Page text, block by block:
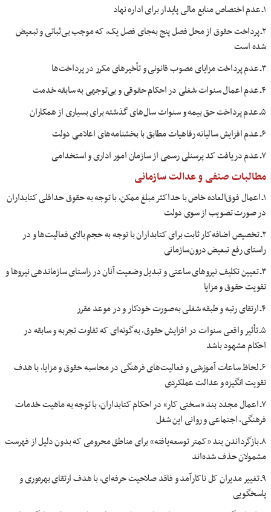
۱ـ عدم اختصاص منابع مالی پایدار برای اداره نهاد
۲ـ پرداخت حقوق از محل فصل پنج به‌جای فصل یک، که موجب بی‌ثباتی و تبعیض
شده است
۳ـ عدم پرداخت مزایای مصوب قانونی و تأخیرهای مکرر در پرداخت‌ها
۴ـ عدم اعمال سنوات شغلی در احکام حقوقی و بی‌توجهی به سابقه خدمت
۵ـ عدم پرداخت حق بیمه و سنوات سال‌های گذشته برای بسیاری از همکاران
۶ـ عدم افزایش سالیانه رفاهیات مطابق با بخشنامه‌های اعلامی دولت
۷ـ عدم دریافت کد پرسنلی رسمی از سازمان امور اداری و استخدامی
مطالبات صنفی و عدالت سازمانی
۱ـ اعمال فوق‌العاده خاص با حداکثر مبلغ ممکن، با توجه به حقوق حداقلی کتابداران
در صورت تصویب از سوی دولت
۲ـ تخصیص اضافه‌کار ثابت برای کتابداران با توجه به حجم بالای فعالیت‌ها و در
راستای رفع تبعیض درون‌سازمانی
۳ـ تعیین تکلیف نیروهای ساعتی و تبدیل وضعیت آنان در راستای سازماندهی نیروها و
تقویت حقوق و مزایا
۴ـ ارتقای رتبه و طبقه شغلی به‌صورت خودکار و در موعد مقرر
۵ـ تأثیر واقعی سنوات در افزایش حقوق، به‌گونه‌ای که تفاوت تجربه و سابقه در
احکام مشهود باشد
۶ـ لحاظ ساعات آموزشی و فعالیت‌های فرهنگی در محاسبه حقوق و مزایا، با هدف
تقویت انگیزه و عدالت عملکردی
۷ـ اعمال مجدد بند «سختی کار» در احکام کتابداران، با توجه به ماهیت خدمات
فرهنگی، اجتماعی و روانی این شغل
۸ـ بازگرداندن بند «کمتر توسعه‌یافته» برای مناطق محرومی که بدون دلیل از فهرست
مشمولان حذف شده‌اند
۹ـ تغییر مدیران کل ناکارآمد و فاقد صلاحیت حرفه‌ای، با هدف ارتقای بهره‌وری و
پاسخگویی